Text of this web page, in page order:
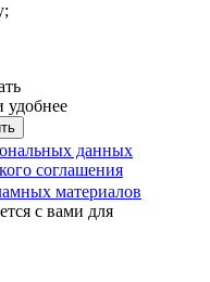
удобнее
данных
соглашения
материалов
с вами для